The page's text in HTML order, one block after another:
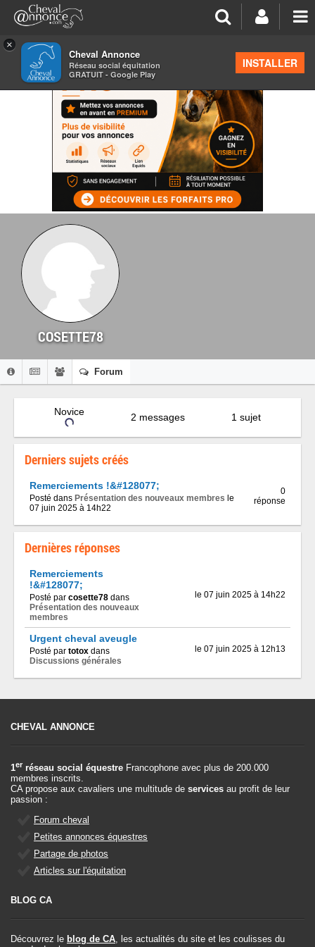
×
Cheval Annonce
Réseau social équitation
GRATUIT - Google Play
INSTALLER
COSETTE78
Forum
Novice 2 messages 1 sujet
Derniers sujets créés
Remerciements !&#128077;
Posté dans Présentation des nouveaux membres le
07 juin 2025 à 14h22
0
réponse
Dernières réponses
Remerciements
!&#128077;
Posté par cosette78 dans
Présentation des nouveaux
membres
le 07 juin 2025 à 14h22
Urgent cheval aveugle
Posté par totox dans
Discussions générales
le 07 juin 2025 à 12h13
CHEVAL ANNONCE
1er réseau social équestre Francophone avec plus de 200.000
membres inscrits.
CA propose aux cavaliers une multitude de services au profit de leur
passion :
Forum cheval
Petites annonces équestres
Partage de photos
Articles sur l'équitation
BLOG CA
Découvrez le blog de CA, les actualités du site et les coulisses du